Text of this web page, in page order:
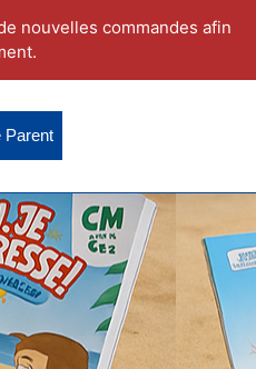
nouvelles commandes afin
Parent